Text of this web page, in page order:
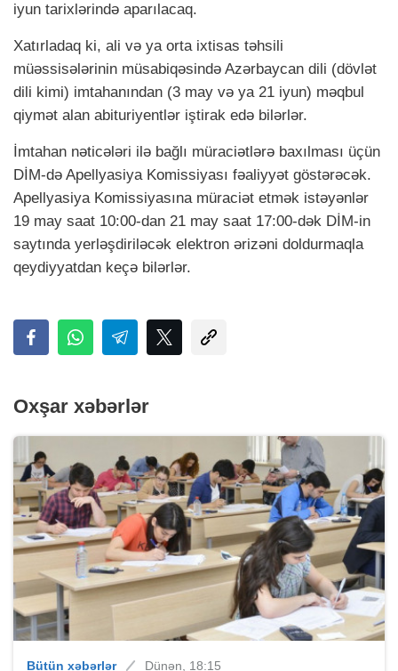
iyun tarixlərində aparılacaq.
Xatırladaq ki, ali və ya orta ixtisas təhsili
müəssisələrinin müsabiqəsində Azərbaycan dili (dövlət
dili kimi) imtahanından (3 may və ya 21 iyun) məqbul
qiymət alan abituriyentlər iştirak edə bilərlər.
İmtahan nəticələri ilə bağlı müraciətlərə baxılması üçün
DİM-də Apellyasiya Komissiyası fəaliyyət göstərəcək.
Apellyasiya Komissiyasına müraciət etmək istəyənlər
19 may saat 10:00-dan 21 may saat 17:00-dək DİM-in
saytında yerləşdiriləcək elektron ərizəni doldurmaqla
qeydiyyatdan keçə bilərlər.
Oxşar xəbərlər
Bütün xəbərlər Dünən, 18:15